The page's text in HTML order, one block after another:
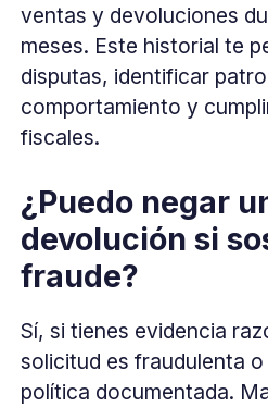
ventas y devoluciones
meses. Este historial te
disputas, identificar
comportamiento y
fiscales.
¿Puedo negar
devolución si
fraude?
Sí, si tienes evidencia
solicitud es fraudulenta
política documentada.